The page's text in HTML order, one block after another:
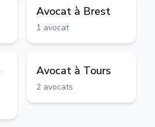
Avocat à Brest
1 avocat
Avocat à Tours
2 avocats